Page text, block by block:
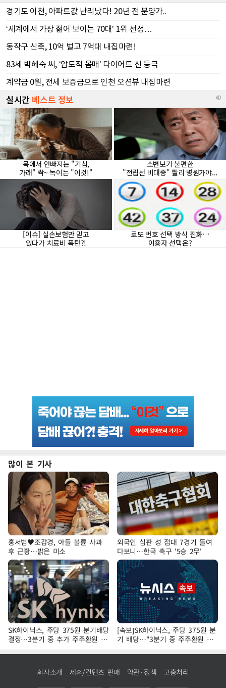
많이 본 기사
홍서범♥조갑경, 아들 불륜 사과
후 근황…밝은 미소
외국인 심판 성 접대 7경기 들여
다보니…한국 축구 '5승 2무'
SK하이닉스, 주당 375원 분기배당
결정…3분기 중 추가 주주환원 발
표
[속보]SK하이닉스, 주당 375원 분
기 배당…"3분기 중 주주환원 방
안 확정"
회사소개 제휴/컨텐츠 판매 약관·정책 고충처리